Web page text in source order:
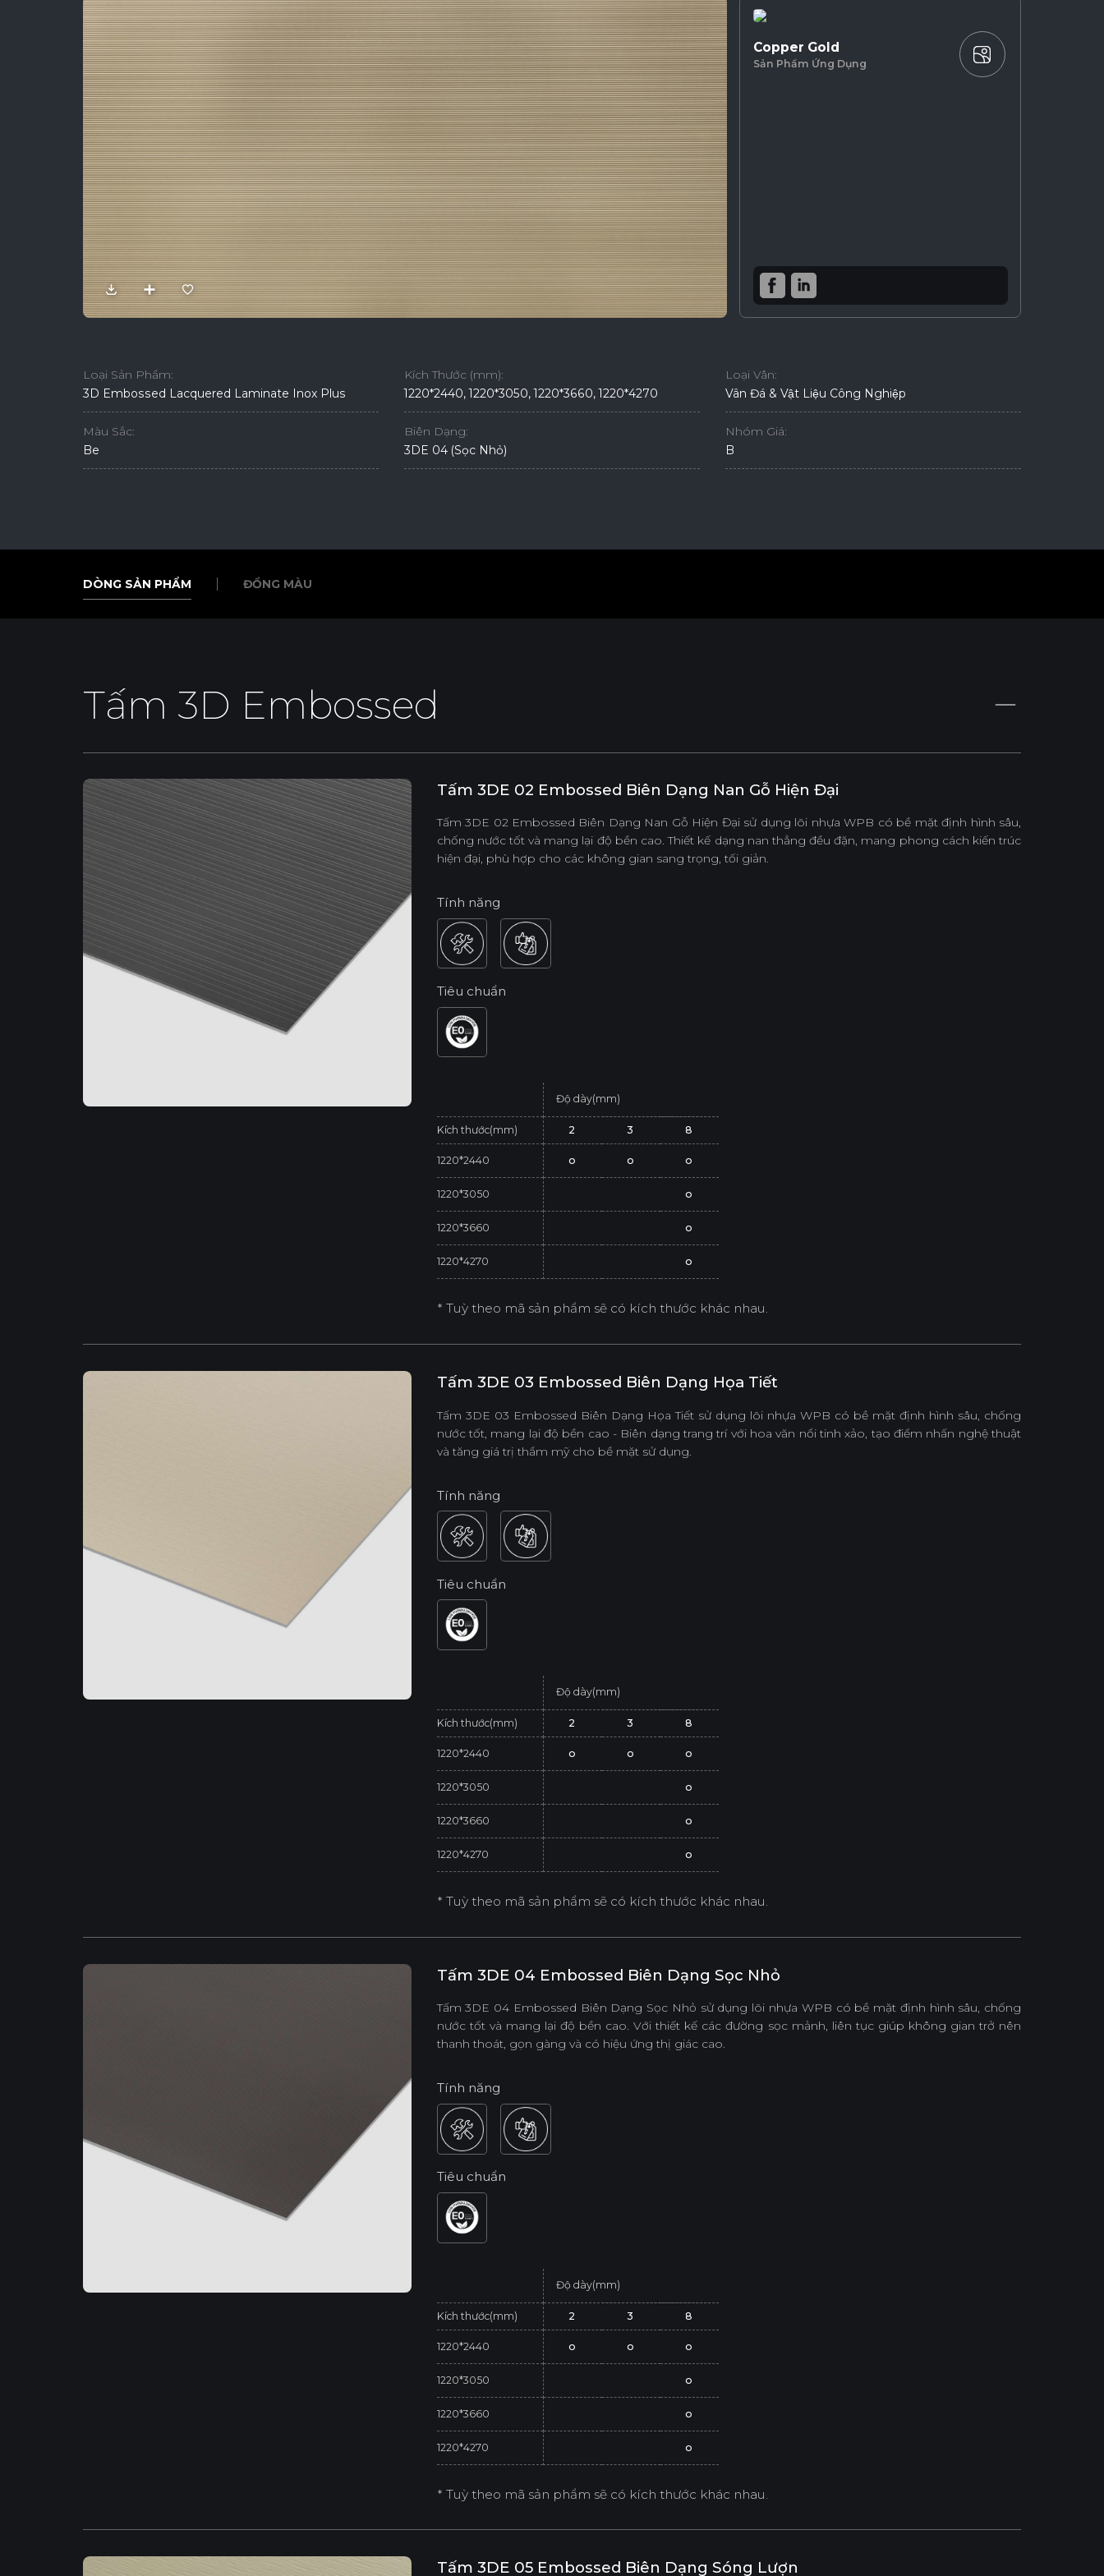
Copper Gold
Sản Phẩm Ứng Dụng
Loại Sản Phẩm:
3D Embossed Lacquered Laminate Inox Plus
Kích Thước (mm):
1220*2440, 1220*3050, 1220*3660, 1220*4270
Loại Vân:
Vân Đá & Vật Liệu Công Nghiệp
Màu Sắc:
Be
Biên Dạng:
3DE 04 (Sọc Nhỏ)
Nhóm Giá:
B
DÒNG SẢN PHẨM ĐỒNG MÀU
Tấm 3D Embossed
Tấm 3DE 02 Embossed Biên Dạng Nan Gỗ Hiện Đại
Tấm 3DE 02 Embossed Biên Dạng Nan Gỗ Hiện Đại sử dụng lõi nhựa WPB có bề mặt định hình sâu,
chống nước tốt và mang lại độ bền cao. Thiết kế dạng nan thẳng đều đặn, mang phong cách kiến trúc
hiện đại, phù hợp cho các không gian sang trọng, tối giản.
Tính năng
Tiêu chuẩn
Độ dày(mm)
Kích thước(mm) 2 3 8
1220*2440 o o o
1220*3050 o
1220*3660 o
1220*4270 o
* Tuỳ theo mã sản phẩm sẽ có kích thước khác nhau.
Tấm 3DE 03 Embossed Biên Dạng Họa Tiết
Tấm 3DE 03 Embossed Biên Dạng Họa Tiết sử dụng lõi nhựa WPB có bề mặt định hình sâu, chống
nước tốt, mang lại độ bền cao - Biên dạng trang trí với hoa văn nổi tinh xảo, tạo điểm nhấn nghệ thuật
và tăng giá trị thẩm mỹ cho bề mặt sử dụng.
Tính năng
Tiêu chuẩn
Độ dày(mm)
Kích thước(mm) 2 3 8
1220*2440 o o o
1220*3050 o
1220*3660 o
1220*4270 o
* Tuỳ theo mã sản phẩm sẽ có kích thước khác nhau.
Tấm 3DE 04 Embossed Biên Dạng Sọc Nhỏ
Tấm 3DE 04 Embossed Biên Dạng Sọc Nhỏ sử dụng lõi nhựa WPB có bề mặt định hình sâu, chống
nước tốt và mang lại độ bền cao. Với thiết kế các đường sọc mảnh, liên tục giúp không gian trở nên
thanh thoát, gọn gàng và có hiệu ứng thị giác cao.
Tính năng
Tiêu chuẩn
Độ dày(mm)
Kích thước(mm) 2 3 8
1220*2440 o o o
1220*3050 o
1220*3660 o
1220*4270 o
* Tuỳ theo mã sản phẩm sẽ có kích thước khác nhau.
Tấm 3DE 05 Embossed Biên Dạng Sóng Lượn
Sản Phẩm Dự Án Nội Dung Khác